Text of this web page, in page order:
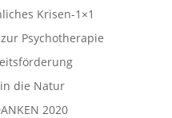
Krisen-1×1
Psychotherapie
die Natur
2020